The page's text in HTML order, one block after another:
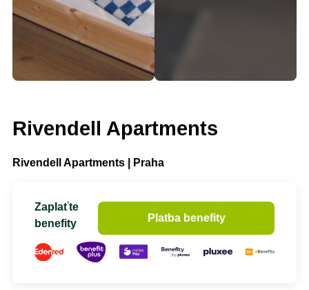
Rivendell Apartments
Rivendell Apartments | Praha
Zaplaťte
benefity
Platba benefity